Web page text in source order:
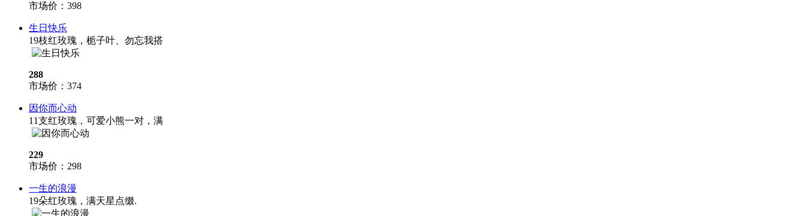
市场价： 398
生日快乐
19枝红玫瑰，栀子叶、勿忘我搭
288
市场价： 374
因你而心动
11支红玫瑰，可爱小熊一对，满
229
市场价： 298
一生的浪漫
19朵红玫瑰，满天星点缀.